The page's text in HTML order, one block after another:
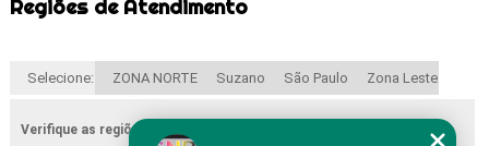
Regiões de Atendimento
Selecione: ZONA NORTE Suzano São Paulo Zona Leste
Verifique as regiões que atendemos